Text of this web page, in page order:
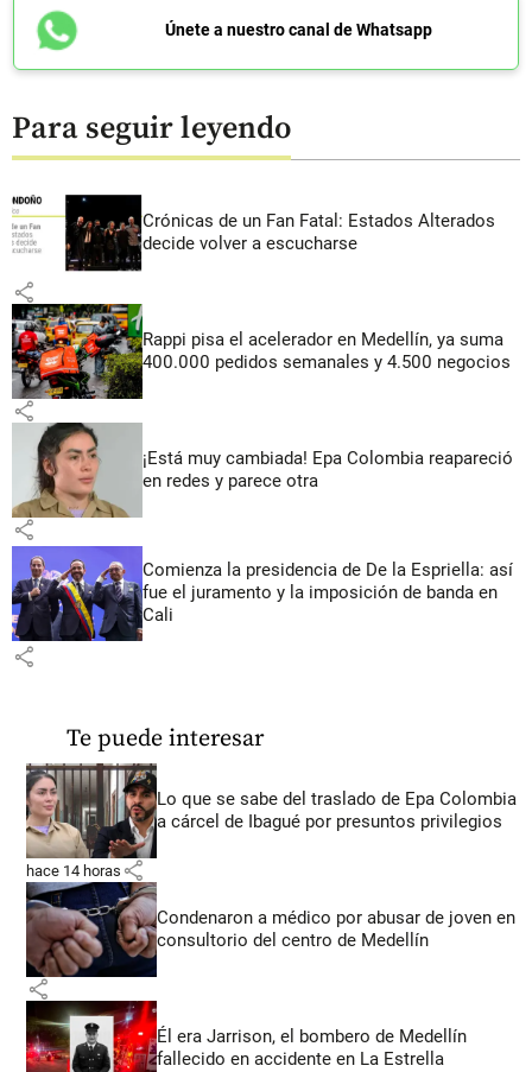
Únete a nuestro canal de Whatsapp
Para seguir leyendo
Crónicas de un Fan Fatal: Estados Alterados
decide volver a escucharse
share
Rappi pisa el acelerador en Medellín, ya suma
400.000 pedidos semanales y 4.500 negocios
share
¡Está muy cambiada! Epa Colombia reapareció
en redes y parece otra
share
Comienza la presidencia de De la Espriella: así
fue el juramento y la imposición de banda en
Cali
share
Te puede interesar
Lo que se sabe del traslado de Epa Colombia
a cárcel de Ibagué por presuntos privilegios
hace 14 horas share
Condenaron a médico por abusar de joven en
consultorio del centro de Medellín
share
Él era Jarrison, el bombero de Medellín
fallecido en accidente en La Estrella